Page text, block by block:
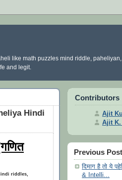
like math puzzles mind riddle,
and legit.
Hindi
riddles,
Contributors
Ajit
Ajit K.
Previous
दिमाग है तो ये
& Intelli...